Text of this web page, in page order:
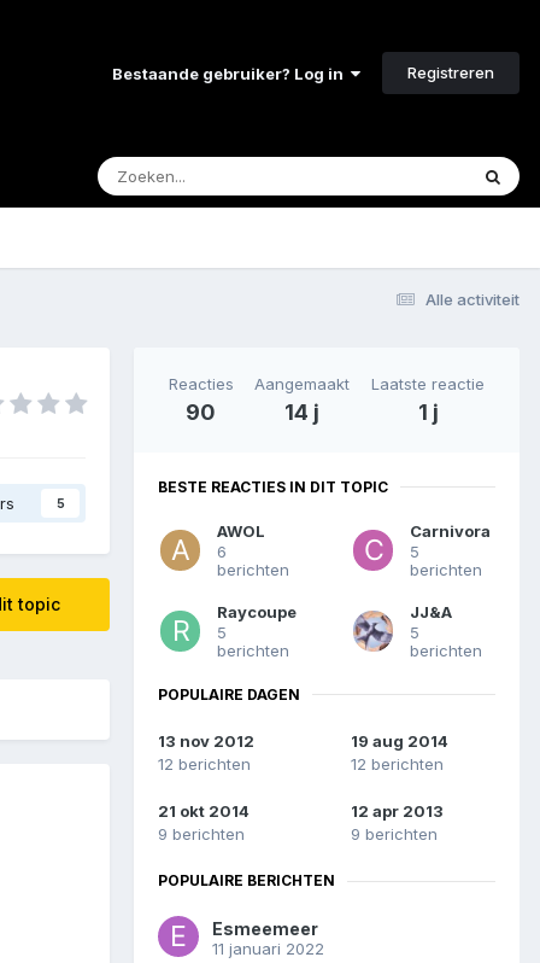
Bestaande gebruiker? Log in Registreren
Alle activiteit
5
topic
Reacties
90
Aangemaakt
14 j
Laatste reactie
1 j
BESTE REACTIES IN DIT TOPIC
AWOL
6
berichten
Carnivora
5
berichten
Raycoupe
5
berichten
JJ&A
5
berichten
POPULAIRE DAGEN
13 nov 2012
12 berichten
19 aug 2014
12 berichten
21 okt 2014
9 berichten
12 apr 2013
9 berichten
POPULAIRE BERICHTEN
Esmeemeer
11 januari 2022